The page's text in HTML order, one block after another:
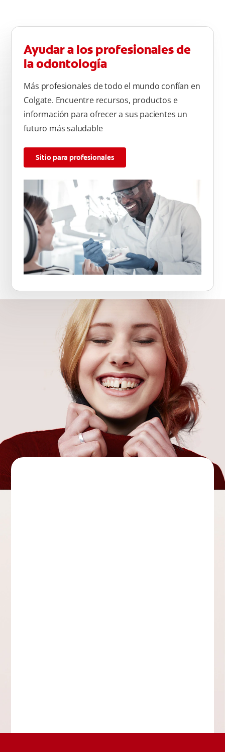
Ayudar a los profesionales de
la odontología
Más profesionales de todo el mundo confían en
Colgate. Encuentre recursos, productos e
información para ofrecer a sus pacientes un
futuro más saludable
Sitio para profesionales